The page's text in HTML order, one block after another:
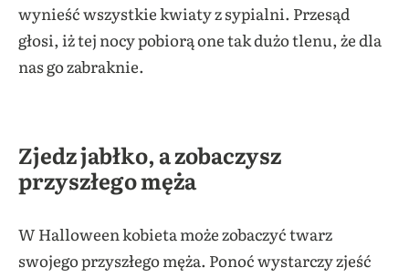
wynieść wszystkie kwiaty z sypialni. Przesąd
głosi, iż tej nocy pobiorą one tak dużo tlenu, że dla
nas go zabraknie.
Zjedz jabłko, a zobaczysz
przyszłego męża
W Halloween kobieta może zobaczyć twarz
swojego przyszłego męża. Ponoć wystarczy zjeść